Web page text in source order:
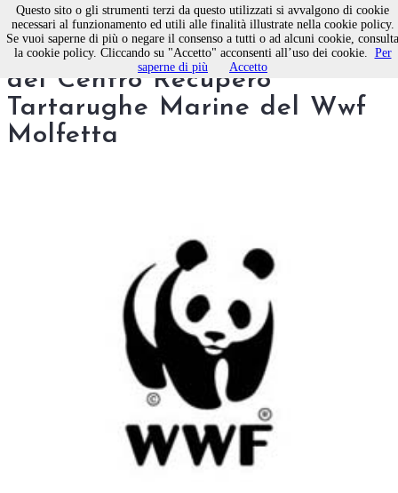
Sempre più intensa l'attività
del Centro Recupero
Tartarughe Marine del Wwf
Molfetta
Questo sito o gli strumenti terzi da questo utilizzati si avvalgono di cookie
necessari al funzionamento ed utili alle finalità illustrate nella cookie policy.
Se vuoi saperne di più o negare il consenso a tutti o ad alcuni cookie, consulta
la cookie policy. Cliccando su "Accetto" acconsenti all’uso dei cookie. Per
saperne di più
Accetto